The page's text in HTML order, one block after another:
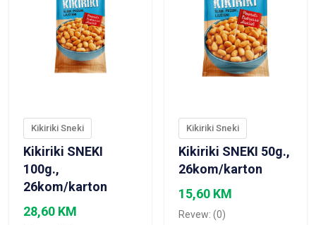
Kikiriki Sneki
Kikiriki SNEKI
100g.,
26kom/karton
28,60 KM
Kikiriki Sneki
Kikiriki SNEKI 50g.,
26kom/karton
15,60 KM
Revew: (0)